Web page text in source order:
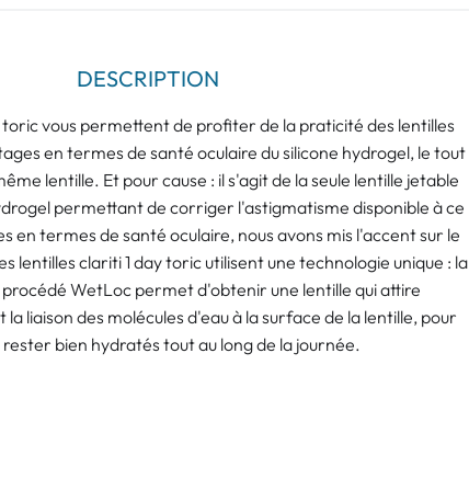
DESCRIPTION
toric vous permettent de profiter de la praticité des lentilles
en termes de santé oculaire du silicone hydrogel, le tout
lentille. Et pour cause : il s'agit de la seule lentille jetable
permettant de corriger l'astigmatisme disponible à ce
en termes de santé oculaire, nous avons mis l'accent sur le
lentilles clariti 1 day toric utilisent une technologie unique : la
WetLoc permet d'obtenir une lentille qui attire
liaison des molécules d'eau à la surface de la lentille, pour
bien hydratés tout au long de la journée.